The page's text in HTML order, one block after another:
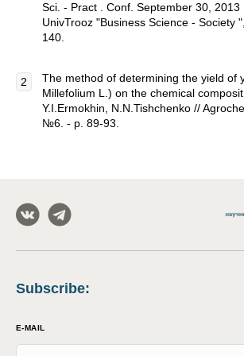
Sci. - Pract . Conf. September 30, 2013
UnivTrooz "Business Science - Society
140.
The method of determining the yield of
Millefolium L.) on the chemical
Y.I.Ermokhin, N.N.Tishchenko //
№6. - p. 89-93.
Subscribe:
E-MAIL